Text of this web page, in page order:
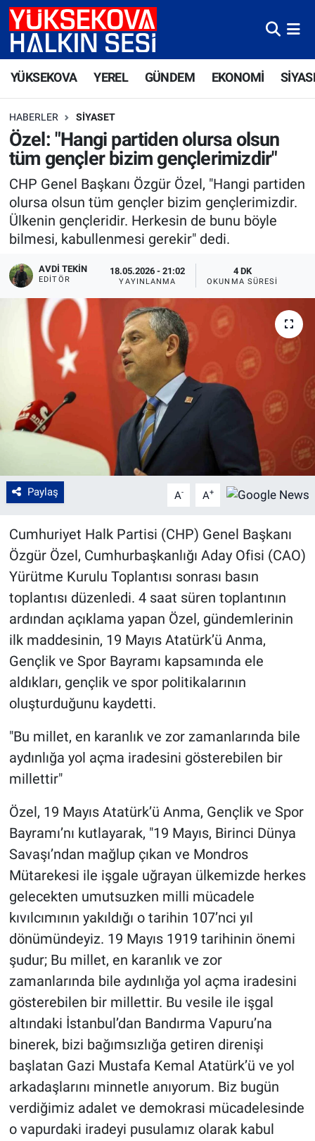
YÜKSEKOVA YEREL GÜNDEM EKONOMİ
HABERLER SIYASET
Özel: "Hangi partiden olursa olsun
tüm gençler bizim gençlerimizdir"
CHP Genel Başkanı Özgür Özel, "Hangi partiden
olursa olsun tüm gençler bizim gençlerimizdir.
Ülkenin gençleridir. Herkesin de bunu böyle
bilmesi, kabullenmesi gerekir" dedi.
AVDI TEKIN
EDITÖR
18.05.2026 - 21:02
YAYINLANMA
4 DK
OKUNMA SÜRESI
Paylaş A- A+
Cumhuriyet Halk Partisi (CHP) Genel Başkanı
Özgür Özel, Cumhurbaşkanlığı Aday Ofisi (CAO)
Yürütme Kurulu Toplantısı sonrası basın
toplantısı düzenledi. 4 saat süren toplantının
ardından açıklama yapan Özel, gündemlerinin
ilk maddesinin, 19 Mayıs Atatürk’ü Anma,
Gençlik ve Spor Bayramı kapsamında ele
aldıkları, gençlik ve spor politikalarının
oluşturduğunu kaydetti.
"Bu millet, en karanlık ve zor zamanlarında bile
aydınlığa yol açma iradesini gösterebilen bir
millettir"
Özel, 19 Mayıs Atatürk’ü Anma, Gençlik ve Spor
Bayramı’nı kutlayarak, "19 Mayıs, Birinci Dünya
Savaşı’ndan mağlup çıkan ve Mondros
Mütarekesi ile işgale uğrayan ülkemizde herkes
gelecekten umutsuzken milli mücadele
kıvılcımının yakıldığı o tarihin 107’nci yıl
dönümündeyiz. 19 Mayıs 1919 tarihinin önemi
şudur; Bu millet, en karanlık ve zor
zamanlarında bile aydınlığa yol açma iradesini
gösterebilen bir millettir. Bu vesile ile işgal
altındaki İstanbul’dan Bandırma Vapuru’na
binerek, bizi bağımsızlığa getiren direnişi
başlatan Gazi Mustafa Kemal Atatürk’ü ve yol
arkadaşlarını minnetle anıyorum. Biz bugün
verdiğimiz adalet ve demokrasi mücadelesinde
o vapurdaki iradeyi pusulamız olarak kabul
Yüksekova Nöbetçi Eczaneler
Yüksekova Trafik Yoğunluk Haritası
Süper Lig Puan Durumu ve Fikstür
Tüm Manşetler
Son Dakika Haberleri
Haber Arşivi